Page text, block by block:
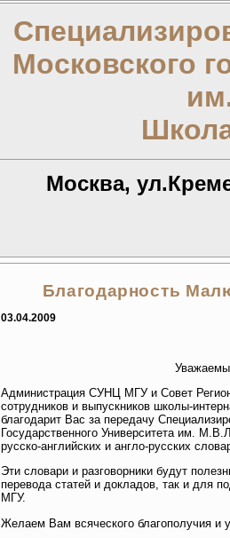
Московского
Москва,
Благодарность
03.04.2009
Администрация СУНЦ МГУ и Совет
сотрудников и выпускников школы-
благодарит Вас за передачу
Государственного Университета им.
русско-английских и англо-русских
Эти словари и разговорники будут
перевода статей и докладов, так и для
МГУ.
Желаем Вам всяческого благополучия и